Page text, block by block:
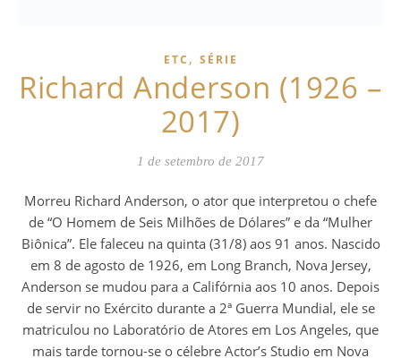
ETC , SÉRIE
Richard Anderson (1926 –
2017)
1 de setembro de 2017
Morreu Richard Anderson, o ator que interpretou o chefe
de “O Homem de Seis Milhões de Dólares” e da “Mulher
Biônica”. Ele faleceu na quinta (31/8) aos 91 anos. Nascido
em 8 de agosto de 1926, em Long Branch, Nova Jersey,
Anderson se mudou para a Califórnia aos 10 anos. Depois
de servir no Exército durante a 2ª Guerra Mundial, ele se
matriculou no Laboratório de Atores em Los Angeles, que
mais tarde tornou-se o célebre Actor’s Studio em Nova